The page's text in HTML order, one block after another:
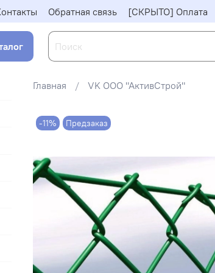
Обратная связь [СКРЫТО] Оплата
Главная VK ООО "АктивСтрой"
-11% Предзаказ